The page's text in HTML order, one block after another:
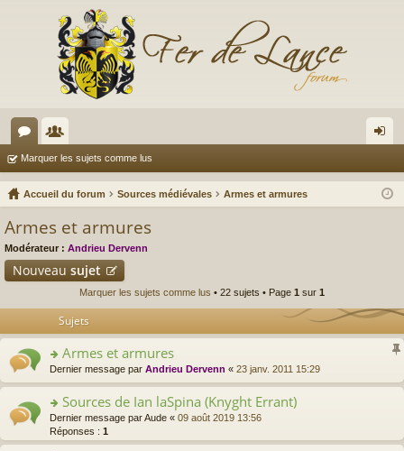
or
u
e
m ne
Marquer les sujets comme lus
Accueil du forum Sources médiévales Armes et armures
Armes et armures
Modérateur : Andrieu Dervenn
Nouveau sujet
Marquer les sujets comme lus • 22 sujets • Page 1 sur 1
Sujets
o
n
ult
er
le
Armes et armures
Dernier message par Andrieu Dervenn « 23 janv. 2011 15:29
o
n
s
Sources de Ian laSpina (Knyght Errant)
Dernier message parAude « 09 août 2019 13:56
Réponses : 1